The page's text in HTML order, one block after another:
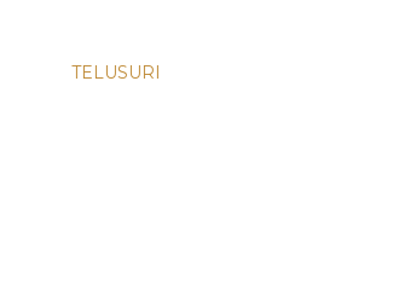
TELUSURI